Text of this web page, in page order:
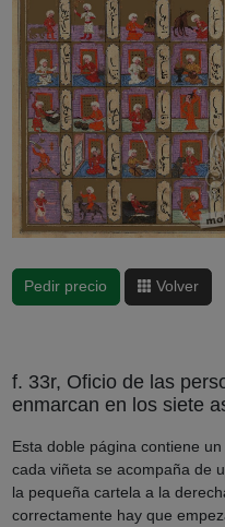
Pedir precio Volver
f. 33r, Oficio de las
enmarcan en los siete
Esta doble página contiene
cada viñeta se acompaña de
la pequeña cartela a la
correctamente hay que